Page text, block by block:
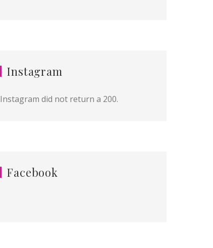
Instagram
Instagram did not return a 200.
Facebook